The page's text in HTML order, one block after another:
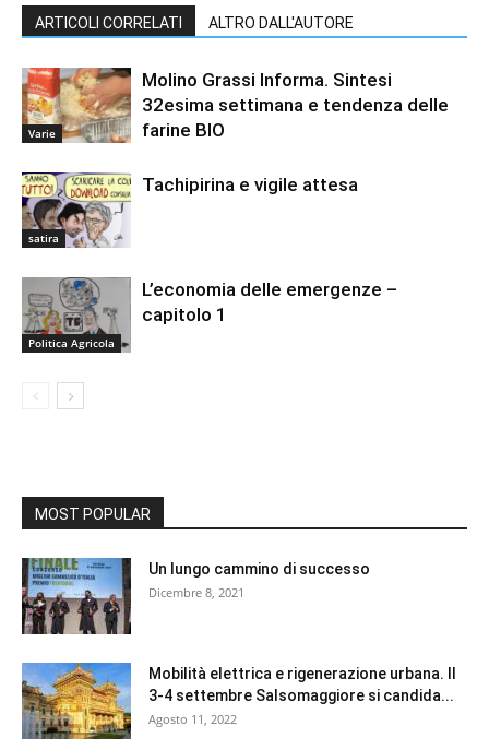
ARTICOLI CORRELATI ALTRO DALL'AUTORE
Varie
Molino Grassi Informa. Sintesi
32esima settimana e tendenza delle
farine BIO
satira
Tachipirina e vigile attesa
Politica Agricola
L’economia delle emergenze –
capitolo 1
MOST POPULAR
Un lungo cammino di successo
Dicembre 8, 2021
Mobilità elettrica e rigenerazione urbana. Il
3-4 settembre Salsomaggiore si candida...
Agosto 11, 2022